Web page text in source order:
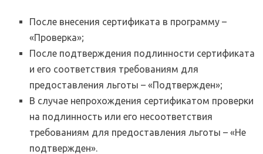
После внесения сертификата в программу –
«Проверка»;
После подтверждения подлинности сертификата
и его соответствия требованиям для
предоставления льготы – «Подтвержден»;
В случае непрохождения сертификатом проверки
на подлинность или его несоответствия
требованиям для предоставления льготы – «Не
подтвержден».